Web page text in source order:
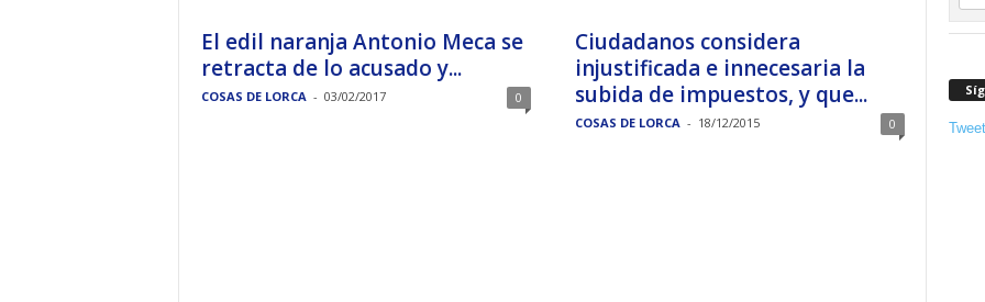
El edil naranja Antonio Meca se
retracta de lo acusado y...
COSAS DE LORCA - 03/02/2017 0
Ciudadanos considera
injustificada e innecesaria la
subida de impuestos, y que...
COSAS DE LORCA - 18/12/2015 0